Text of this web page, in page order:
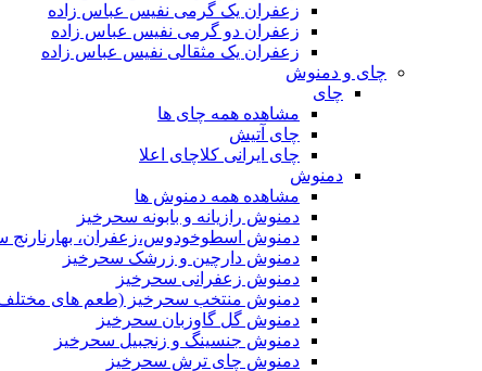
زعفران یک گرمی نفیس عباس زاده
زعفران دو گرمی نفیس عباس زاده
زعفران یک مثقالی نفیس عباس زاده
چای و دمنوش
چای
مشاهده همه چای ها
چای آتیش
چای ایرانی کلاچای اعلا
دمنوش
مشاهده همه دمنوش ها
دمنوش رازیانه و بابونه سحرخیز
دمنوش اسطوخودوس،زعفران، بهارنارنج
دمنوش دارچین و زرشک سحرخیز
دمنوش زعفرانی سحرخیز
دمنوش منتخب سحرخیز (طعم های مختلف
دمنوش گل گاوزبان سحرخیز
دمنوش جنسینگ و زنجبیل سحرخیز
دمنوش چای ترش سحرخیز